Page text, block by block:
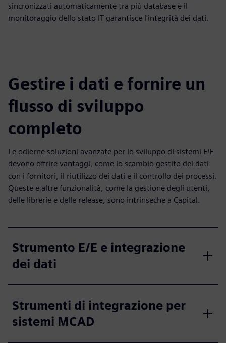
sincronizzati automaticamente tra più database e il
monitoraggio dello stato IT garantisce l'integrità dei dati.
Gestire i dati e fornire un
flusso di sviluppo
completo
Le odierne soluzioni avanzate per lo sviluppo di sistemi E/E
devono offrire vantaggi, come lo scambio gestito dei dati
con i fornitori, il riutilizzo dei dati e il controllo dei processi.
Queste e altre funzionalità, come la gestione degli utenti,
delle librerie e delle release, sono intrinseche a Capital.
Strumento E/E e integrazione
dei dati
Strumenti di integrazione per
sistemi MCAD